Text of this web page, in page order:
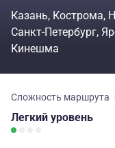
Казань Кострома
Санкт-Петербург
Кинешма
Сложность маршрута
Легкий уровень